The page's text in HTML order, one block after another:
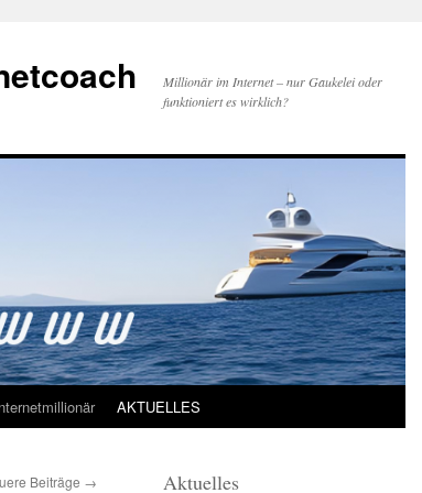
Millionär im Internet – nur Gaukelei oder
funktioniert es wirklich?
AKTUELLES
Beiträge → Aktuelles